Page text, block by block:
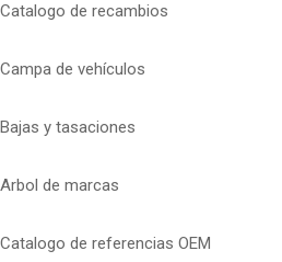
Catalogo de recambios
Campa de vehículos
Bajas y tasaciones
Arbol de marcas
Catalogo de referencias OEM